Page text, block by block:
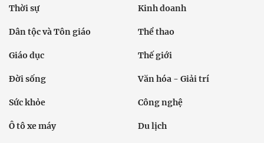
Thời sự Kinh doanh
Dân tộc và Tôn giáo Thể thao
Giáo dục Thế giới
Đời sống Văn hóa - Giải trí
Sức khỏe Công nghệ
Ô tô xe máy Du lịch